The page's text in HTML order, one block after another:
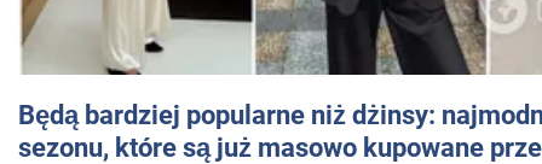
Będą bardziej popularne niż dżinsy:
sezonu, które są już masowo kupowane